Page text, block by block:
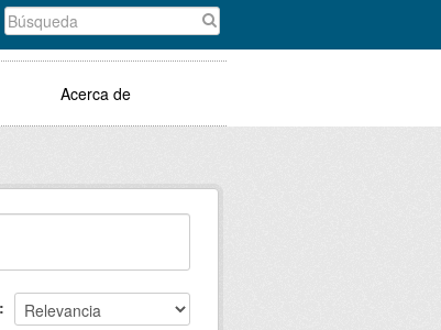
Acerca de